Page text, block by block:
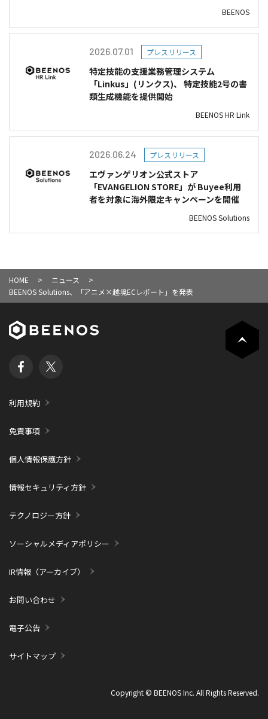
BEENOS
2026.07.01 プレスリリース
特定技能の支援業務管理システム
「Linkus」(リンクス)、 特定技能2号の書
類生成機能を提供開始
BEENOS HR Link
2026.06.24 プレスリリース
エヴァンゲリオン公式ストア
「EVANGELION STORE」が Buyee利用
者を対象に海外限定キャンペーンを開催
BEENOS Solutions
HOME
ニュース
BEENOS Solutions、「アニメ×越境ECレポート」を発表
利用規約
免責事項
個人情報保護方針
情報セキュリティ方針
テクノロジー方針
ソーシャルメディアポリシー
IR情報（アーカイブ）
お問い合わせ
電子公告
サイトマップ
Copyright © BEENOS Inc. All Rights Reserved.